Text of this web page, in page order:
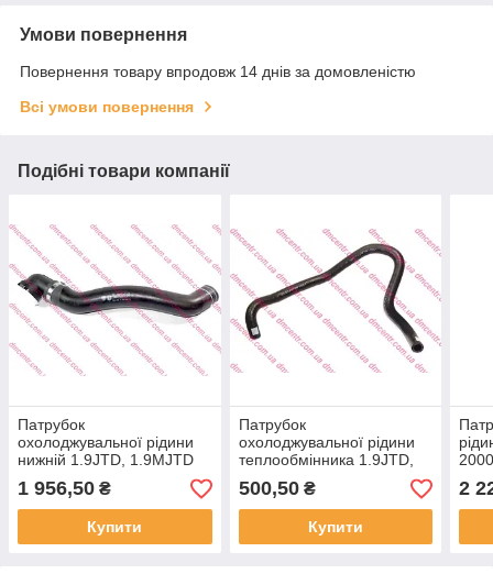
Умови повернення
Повернення товару впродовж 14 днів за домовленістю
Всі умови повернення
Подібні товари компанії
Патрубок
охолоджувальної рідини
нижній 1.9JTD, 1.9MJTD
Doblo 2000-2016 OPAR,
Виробник: FIAT, OE:
46779530,
1 956,50 ₴
Купити
Патрубок
охолоджувальної рідини
теплообмінника 1.9JTD,
1.9MJTD Doblo Виробник:
RAPRO, OE: 46805853,
96958, 55199129
500,50₴
Купити
2